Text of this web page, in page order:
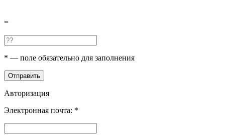
=
* — поле обязательно для заполнения
Отправить
Авторизация
Электронная почта: *